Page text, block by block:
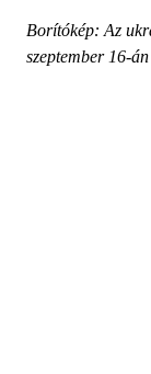
Borítókép: Az
szeptember 16-